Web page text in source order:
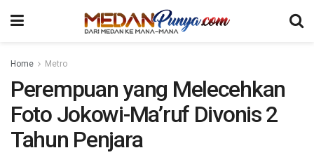
Home Metro
Perempuan yang Melecehkan
Foto Jokowi-Ma’ruf Divonis 2
Tahun Penjara